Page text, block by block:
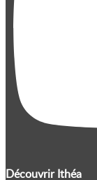
Découvrir Ithéa